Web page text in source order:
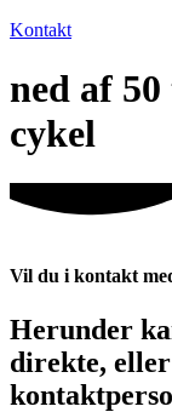
Kontakt
ned af
cykel
Vil du i kontakt
Herunder
direkte,